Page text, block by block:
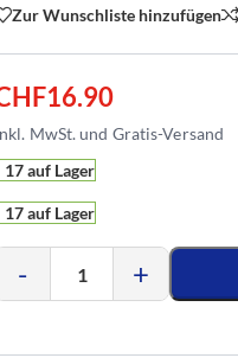
Zur Wunschliste hinzufügen
16.90
17 auf Lager
17 auf Lager
- +